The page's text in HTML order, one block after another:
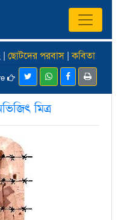
| ছোটদের পরবাস |কবিতা
মিত্র